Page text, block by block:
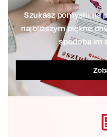
Szukasz pomysłu na
najbliższym piękne
spodoba im